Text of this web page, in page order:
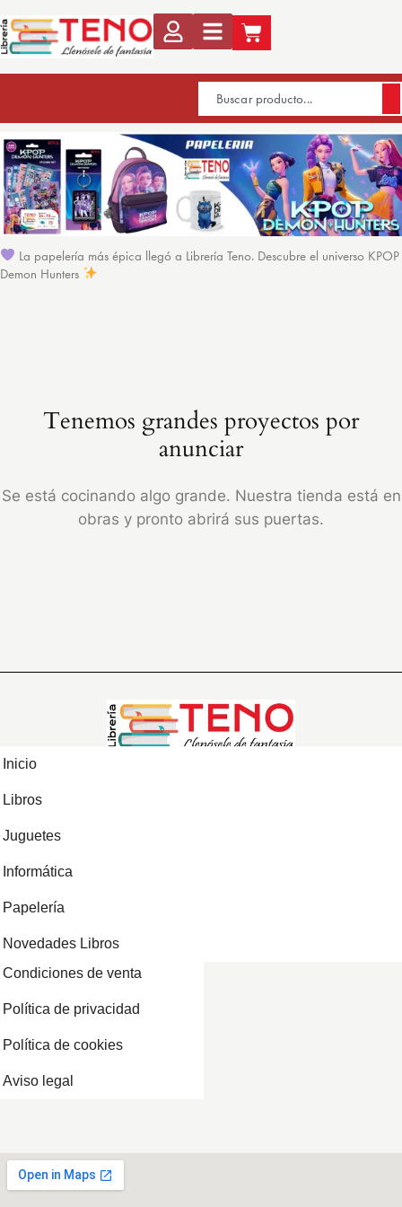
La papelería más épica llegó a Librería Teno. Descubre el universo KPOP
Demon Hunters
Tenemos grandes proyectos por
anunciar
Se está cocinando algo grande. Nuestra tienda está en
obras y pronto abrirá sus puertas.
Inicio
Libros
Juguetes
Informática
Papelería
Novedades Libros
Condiciones de venta
Política de privacidad
Política de cookies
Aviso legal